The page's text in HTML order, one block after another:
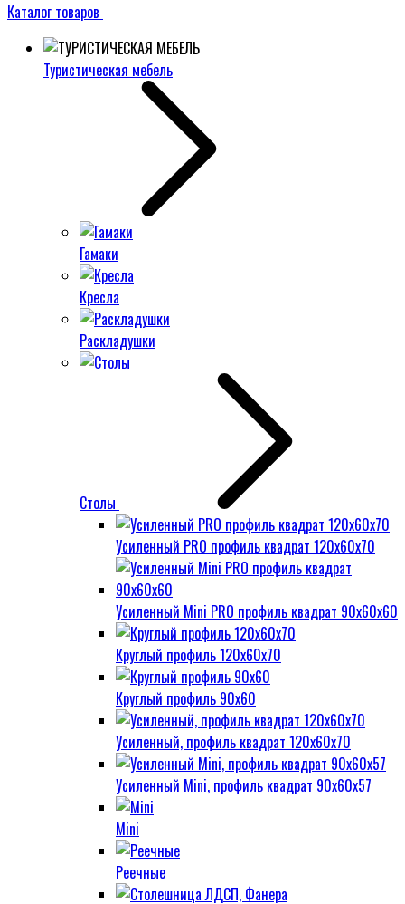
Каталог товаров
Туристическая мебель
Гамаки
Кресла
Раскладушки
Столы
Усиленный PRO профиль квадрат 120х60х70
Усиленный Mini PRO профиль квадрат 90х60х60
Круглый профиль 120х60х70
Круглый профиль 90х60
Усиленный, профиль квадрат 120х60х70
Усиленный Mini, профиль квадрат 90х60х57
Mini
Реечные